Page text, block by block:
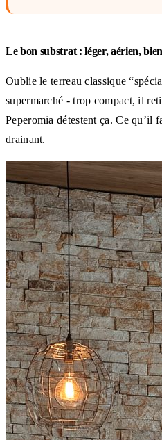
Le bon substrat : léger, aérien,
Oublie le terreau classique
supermarché - trop compact, il
Peperomia détestent ça. Ce qu’il
drainant.